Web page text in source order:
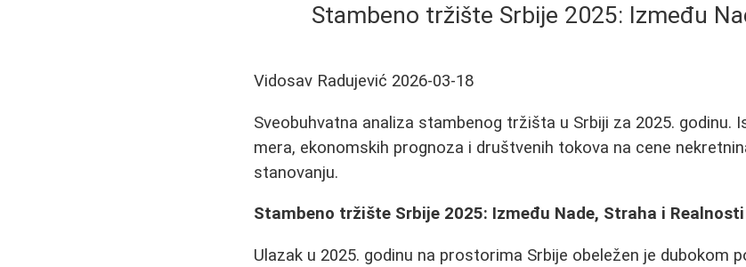
Stambeno tržište Srbije 2025: Između
Vidosav Radujević 2026-03-18
Sveobuhvatna analiza stambenog tržišta u Srbiji za 2025. godinu.
mera, ekonomskih prognoza i društvenih tokova na cene
stanovanju.
Stambeno tržište Srbije 2025: Između Nade, Straha i Realnosti
Ulazak u 2025. godinu na prostorima Srbije obeležen je dubokom